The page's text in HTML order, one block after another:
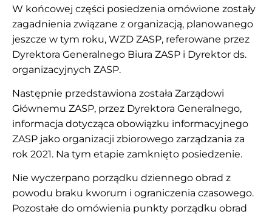
W końcowej części posiedzenia omówione zostały
zagadnienia związane z organizacją, planowanego
jeszcze w tym roku, WZD ZASP, referowane przez
Dyrektora Generalnego Biura ZASP i Dyrektor ds.
organizacyjnych ZASP.
Następnie przedstawiona została Zarządowi
Głównemu ZASP, przez Dyrektora Generalnego,
informacja dotycząca obowiązku informacyjnego
ZASP jako organizacji zbiorowego zarządzania za
rok 2021. Na tym etapie zamknięto posiedzenie.
Nie wyczerpano porządku dziennego obrad z
powodu braku kworum i ograniczenia czasowego.
Pozostałe do omówienia punkty porządku obrad